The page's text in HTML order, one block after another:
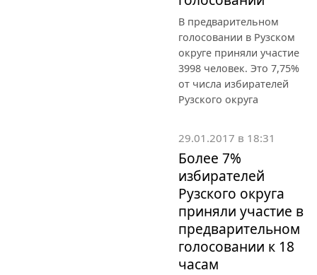
В предварительном
голосовании в Рузском
округе приняли участие
3998 человек. Это 7,75%
от числа избирателей
Рузского округа
29.01.2017 в 18:31
Более 7%
избирателей
Рузского округа
приняли участие в
предварительном
голосовании к 18
часам